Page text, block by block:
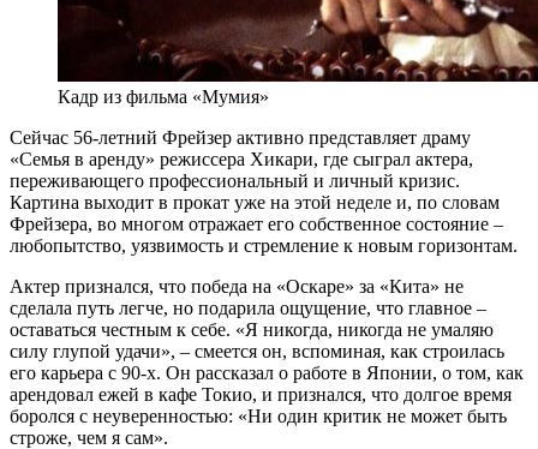
Кадр из фильма «Мумия»
Сейчас 56-летний Фрейзер активно представляет драму
«Семья в аренду» режиссера Хикари, где сыграл актерa,
переживающего профессиональный и личный кризис.
Картина выходит в прокат уже на этой неделе и, по словам
Фрейзера, во многом отражает его собственное состояние –
любопытство, уязвимость и стремление к новым горизонтам.
Актер признался, что победа на «Оскаре» за «Кита» не
сделала путь легче, но подарила ощущение, что главное –
оставаться честным к себе. «Я никогда, никогда не умаляю
силу глупой удачи», – смеется он, вспоминая, как строилась
его карьерa с 90-х. Он рассказал о работе в Японии, о том, как
арендовал ежей в кафе Токио, и признался, что долгое время
боролся с неуверенностью: «Ни один критик не может быть
строже, чем я сам».